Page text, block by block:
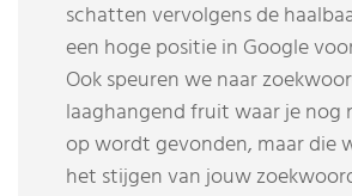
schatten vervolgens de
een hoge positie in Google
Ook speuren we naar
laaghangend fruit waar je nog
op wordt gevonden, maar die
het stijgen van jouw